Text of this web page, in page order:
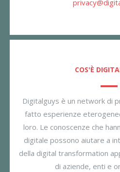
COS'È
Digitalguys è un network di
fatto esperienze
loro. Le conoscenze che
digitale possono aiutare a
della digital transformation
di aziende, enti e